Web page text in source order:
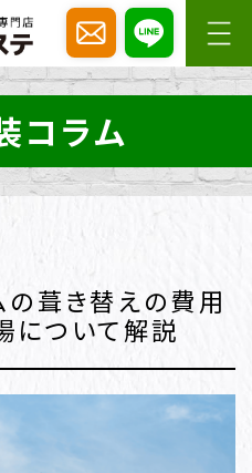
コラム
葺き替えの費用
について解説